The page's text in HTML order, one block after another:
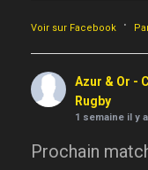
Voir sur Facebook ·
Azur & Or -
Rugby
1 semaine il y a
Prochain